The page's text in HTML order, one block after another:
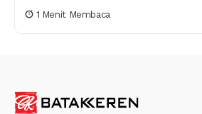
1 Menit Membaca